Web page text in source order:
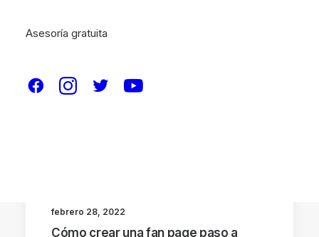
Asesoría gratuita
febrero 28, 2022
Cómo crear una fan page paso a